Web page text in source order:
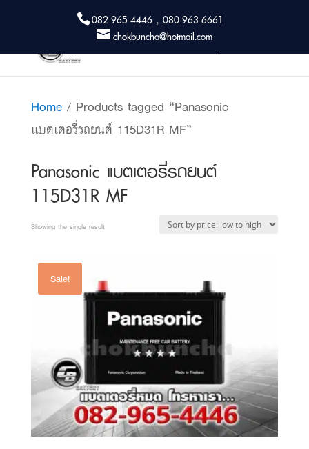
082-965-4446 , 080-963-6661
chokbuncha@hotmail.com
Home/ Products tagged “Panasonic
แบตเตอรี่รถยนต์ 115D31R MF”
Panasonic แบตเตอรี่รถยนต์
115D31R MF
Showing the single result
Sale!